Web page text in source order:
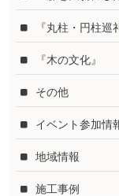
『丸柱・円柱巡
『木の文化』
その他
イベント参加情
地域情報
施工事例